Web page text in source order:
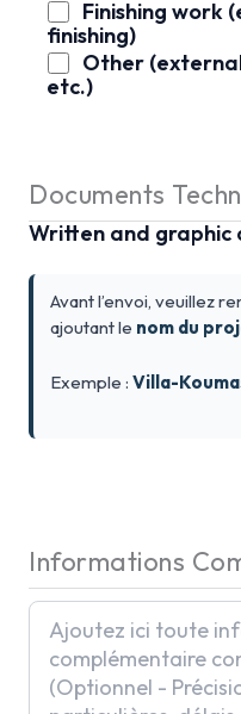
Finishing work
finishing)
Other
etc.)
Documents
Written and graphic
Avant l’envoi, veuillez
ajoutant le nom du
Exemple : Villa-
Informations